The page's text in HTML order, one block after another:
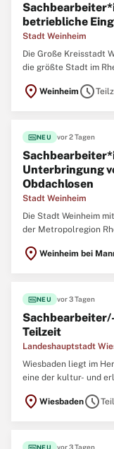
betriebliche
Stadt Weinheim
Die Große Kreisstadt
die größte Stadt im
Bildungs-, Sport- und
eine hohe
location_on Weinheim schedule
fiber_newNEU vor 2 Tagen
Unterbringung
Obdachlosen
Stadt Weinheim
Die Stadt Weinheim
der Metropolregion
zukunftsorientierte
location_on Weinheim bei
fiber_newNEU vor 3 Tagen
Teilzeit
Landeshauptstadt
Wiesbaden liegt im
eine der kultur- und
Freizeitangebot und
location_on Wiesbadenschedule
NEU vor 3 Tagen